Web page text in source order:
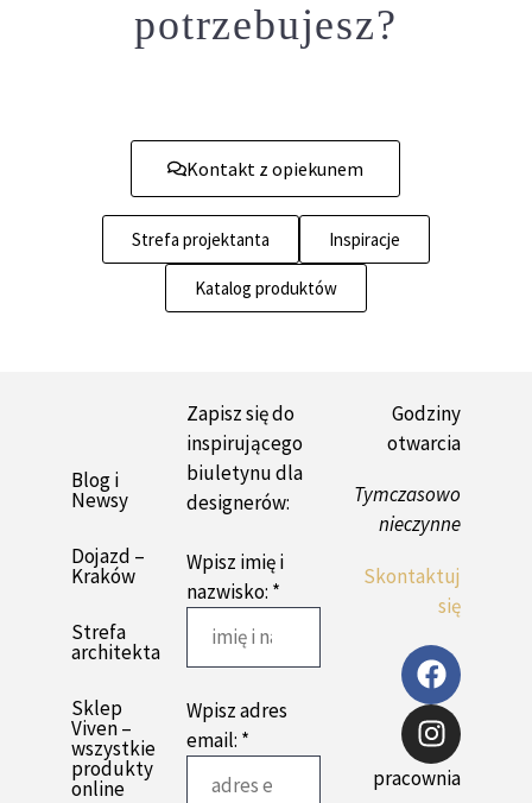
potrzebujesz?
Kontakt z opiekunem
Strefa projektanta Inspiracje
Katalog produktów
Blog i
Newsy
Dojazd –
Kraków
Strefa
architekta
Sklep
Viven –
wszystkie
produkty
online
Zapisz się do
inspirującego
biuletynu dla
designerów:
Wpisz imię i
nazwisko: *
Wpisz adres
email: *
Godziny
otwarcia
Tymczasowo
nieczynne
Skontaktuj
się
pracownia